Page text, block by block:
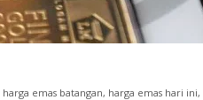
harga emas batangan, harga emas hari ini,